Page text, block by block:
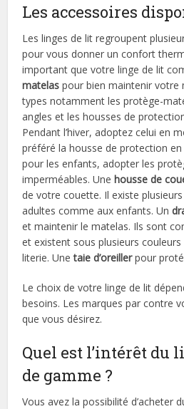
Les accessoires
Les linges de lit regroupent
pour vous donner un confort
important que votre linge de lit
matelaspour bien maintenir votre
types notamment les protège-
angles et les housses de
Pendant l’hiver, adoptez celui en
préféré la housse de protection
pour les enfants, adopter les
imperméables. Unehousse de
de votre couette. Il existe
adultes comme aux enfants. Un
et maintenir le matelas. Ils sont
et existent sous plusieurs
literie. Une taie d’oreillerpour
Le choix de votre linge de lit
besoins. Les marques par contre
que vous désirez.
Quel est l’intérêt du
de gamme ?
Vous avez la possibilité d’acheter